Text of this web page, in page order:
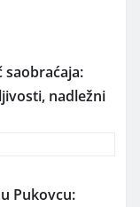
saobraćaja:
nadležni
Pukovcu: